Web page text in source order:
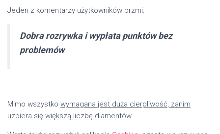
Jeden z komentarzy użytkowników brzmi:
Dobra rozrywka i wypłata punktów bez
problemów
.
Mimo wszystko wymagana jest duża cierpliwość, zanim
uzbiera się większą liczbę diamentów.